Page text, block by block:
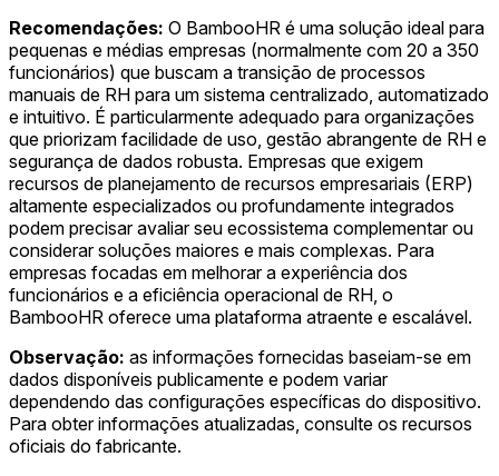
Recomendações: O BambooHR é uma solução ideal para
pequenas e médias empresas (normalmente com 20 a 350
funcionários) que buscam a transição de processos
manuais de RH para um sistema centralizado, automatizado
e intuitivo. É particularmente adequado para organizações
que priorizam facilidade de uso, gestão abrangente de RH e
segurança de dados robusta. Empresas que exigem
recursos de planejamento de recursos empresariais (ERP)
altamente especializados ou profundamente integrados
podem precisar avaliar seu ecossistema complementar ou
considerar soluções maiores e mais complexas. Para
empresas focadas em melhorar a experiência dos
funcionários e a eficiência operacional de RH, o
BambooHR oferece uma plataforma atraente e escalável.
Observação: as informações fornecidas baseiam-se em
dados disponíveis publicamente e podem variar
dependendo das configurações específicas do dispositivo.
Para obter informações atualizadas, consulte os recursos
oficiais do fabricante.